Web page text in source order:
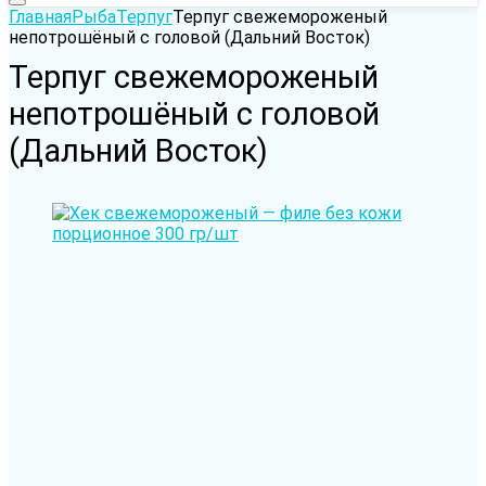
ГлавнаяРыбаТерпугТерпуг cвежемороженый
непотрошёный с головой (Дальний Восток)
Терпуг cвежемороженый
непотрошёный с головой
(Дальний Восток)